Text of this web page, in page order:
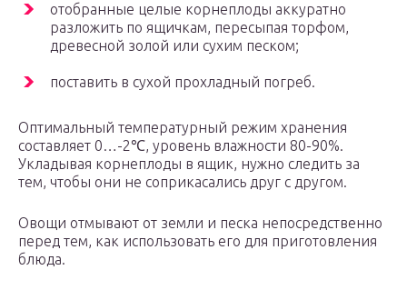
отобранные целые корнеплоды аккуратно
разложить по ящичкам, пересыпая торфом,
древесной золой или сухим песком;
поставить в сухой прохладный погреб.
Оптимальный температурный режим хранения
составляет 0…-2℃, уровень влажности 80-90%.
Укладывая корнеплоды в ящик, нужно следить за
тем, чтобы они не соприкасались друг с другом.
Овощи отмывают от земли и песка непосредственно
перед тем, как использовать его для приготовления
блюда.